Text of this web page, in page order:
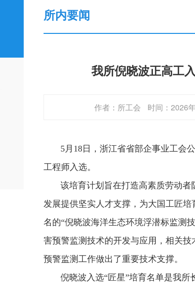
所内要闻
我所倪晓波正高工
作者：所工会 时间：2026
5月18日，浙江省省部企事业工会公
工程师入选。
该培育计划旨在打造高素质劳动者
发展提供坚实人才支撑，为大国工匠
名的“倪晓波海洋生态环境浮潜标监测
害预警监测技术的开发与应用，相关
预警监测工作做出了重要技术支撑。
倪晓波入选“匠星”培育名单是我所